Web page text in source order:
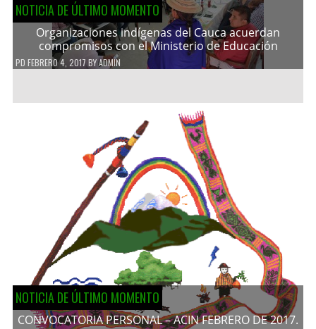
NOTICIA DE ÚLTIMO MOMENTO
Organizaciones indígenas del Cauca acuerdan
compromisos con el Ministerio de Educación
PD FEBRERO 4, 2017 BYADMIN
NOTICIA DE ÚLTIMO MOMENTO
CONVOCATORIA PERSONAL – ACIN FEBRERO DE 2017.